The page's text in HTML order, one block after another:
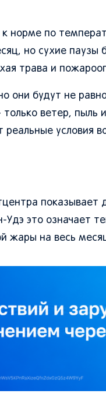
норме по
но сухие паузы
трава и
они будут не
только ветер,
условия
это означает
жары на весь